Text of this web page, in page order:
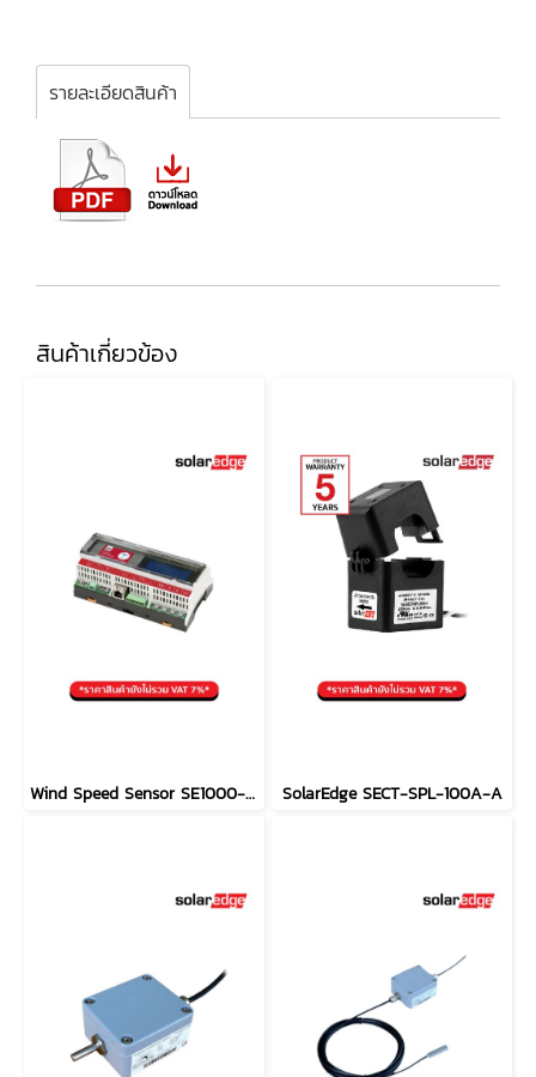
รายละเอียดสินค้า
สินค้าเกี่ยวข้อง
Wind Speed Sensor SE1000-CCG-F-S1 SolarEdge SECT-SPL-100A-A